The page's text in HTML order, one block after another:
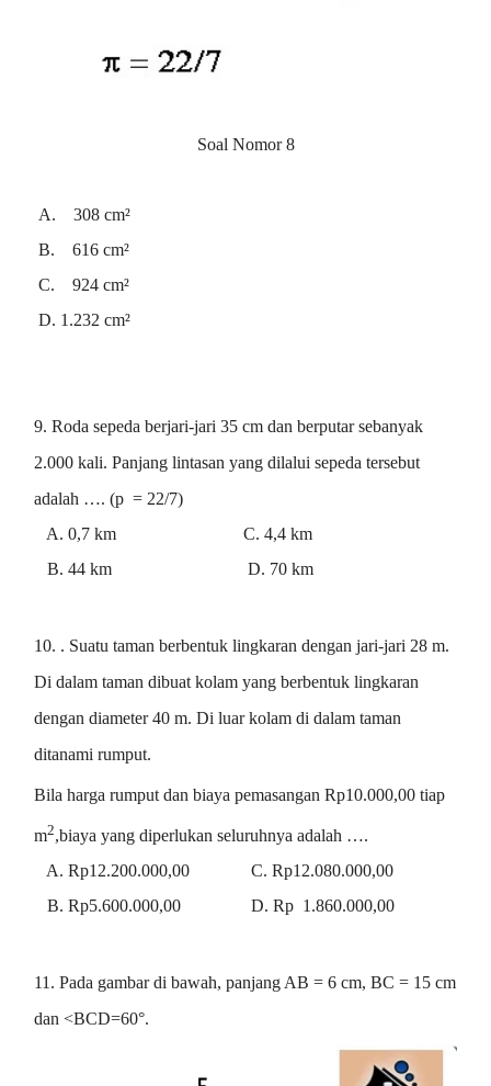
Soal Nomor 8
A. 308 cm²
B. 616 cm²
C. 924 cm²
D. 1.232 cm²
9. Roda sepeda berjari-jari 35 cm dan berputar sebanyak
2.000 kali. Panjang lintasan yang dilalui sepeda tersebut
adalah …. (p = 22/7)
A. 0,7 km C. 4,4 km
B. 44 km D. 70 km
10. . Suatu taman berbentuk lingkaran dengan jari-jari 28 m.
Di dalam taman dibuat kolam yang berbentuk lingkaran
dengan diameter 40 m. Di luar kolam di dalam taman
ditanami rumput.
Bila harga rumput dan biaya pemasangan Rp10.000,00 tiap
m2,biaya yang diperlukan seluruhnya adalah ….
A. Rp12.200.000,00 C. Rp12.080.000,00
B. Rp5.600.000,00 D. Rp 1.860.000,00
11. Pada gambar di bawah, panjang AB = 6 cm, BC = 15 cm
dan <BCD=60°.